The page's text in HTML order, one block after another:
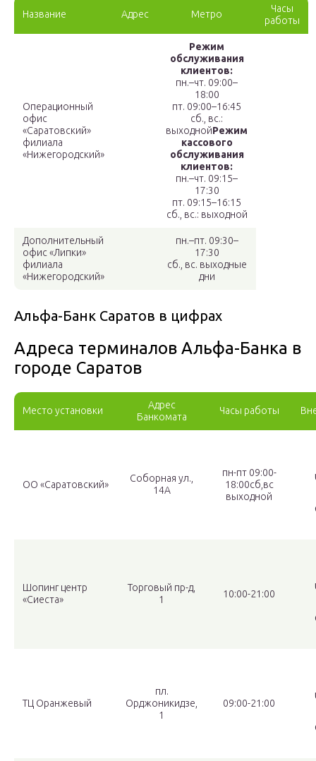
Название Адрес Метро
Часы
работы
Операционный
офис
«Саратовский»
филиала
«Нижегородский»
Режим
обслуживания
клиентов:
пн.–чт. 09:00–
18:00
пт. 09:00–16:45
сб., вс.:
выходнойРежим
кассового
обслуживания
клиентов:
пн.–чт. 09:15–
17:30
пт. 09:15–16:15
сб., вс.: выходной
Дополнительный
офис «Липки»
филиала
«Нижегородский»
пн.–пт. 09:30–
17:30
сб., вс. выходные
дни
Альфа-Банк Саратов в цифрах
Адреса терминалов Альфа-Банка в
городе Саратов
Место установки
Адрес
Банкомата
Часы работы
ОО «Саратовский»
Соборная ул.,
14А
пн-пт 09:00-
18:00сб,вс
выходной
Шопинг центр
«Сиеста»
Торговый пр⁠-⁠д,
1
10:00-21:00
ТЦ Оранжевый
пл.
Орджоникидзе,
1
09:00-21:00